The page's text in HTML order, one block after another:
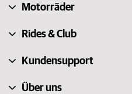
Motorräder
Rides & Club
Kundensupport
Über uns